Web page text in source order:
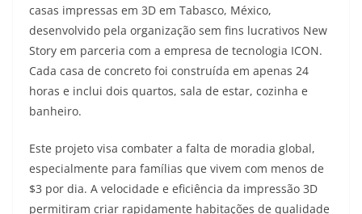
casas impressas em 3D em Tabasco, México,
desenvolvido pela organização sem fins lucrativos New
Story em parceria com a empresa de tecnologia ICON.
Cada casa de concreto foi construída em apenas 24
horas e inclui dois quartos, sala de estar, cozinha e
banheiro.
Este projeto visa combater a falta de moradia global,
especialmente para famílias que vivem com menos de
$3 por dia. A velocidade e eficiência da impressão 3D
permitiram criar rapidamente habitações de qualidade